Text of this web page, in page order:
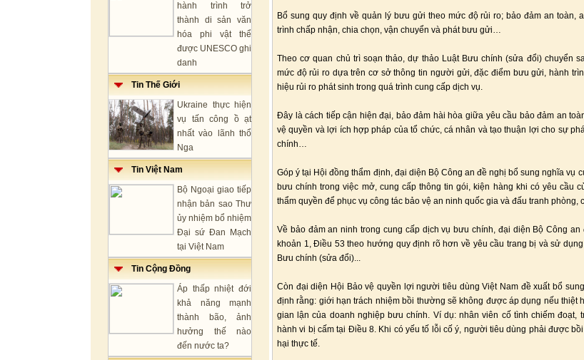
hành trình trở
thành di sản văn
hóa phi vật thể
được UNESCO ghi
danh
Tin Thế Giới
Ukraine thực hiện
vụ tấn công ồ ạt
nhất vào lãnh thổ
Nga
Tin Việt Nam
Bộ Ngoại giao tiếp
nhận bản sao Thư
ủy nhiệm bổ nhiệm
Đại sứ Đan Mạch
tại Việt Nam
Tin Cộng Đồng
Áp thấp nhiệt đới
khả năng mạnh
thành bão, ảnh
hưởng thế nào
đến nước ta?
Bổ sung quy định về quản lý bưu gửi theo mức độ rủi ro; bảo đảm an toàn,
trình chấp nhận, chia chọn, vận chuyển và phát bưu gửi…
Theo cơ quan chủ trì soạn thảo, dự thảo Luật Bưu chính (sửa đổi) chuyển
mức độ rủi ro dựa trên cơ sở thông tin người gửi, đặc điểm bưu gửi, hành
hiệu rủi ro phát sinh trong quá trình cung cấp dịch vụ.
Đây là cách tiếp cận hiện đại, bảo đảm hài hòa giữa yêu cầu bảo đảm an
vệ quyền và lợi ích hợp pháp của tổ chức, cá nhân và tạo thuận lợi cho sự
chính…
Góp ý tại Hội đồng thẩm định, đại diện Bộ Công an đề nghị bổ sung nghĩa vụ
bưu chính trong việc mở, cung cấp thông tin gói, kiện hàng khi có yêu cầu
thẩm quyền để phục vụ công tác bảo vệ an ninh quốc gia và đấu tranh phòng,
Về bảo đảm an ninh trong cung cấp dịch vụ bưu chính, đại diện Bộ Công
khoản 1, Điều 53 theo hướng quy định rõ hơn về yêu cầu trang bị và sử
Bưu chính (sửa đổi)...
Còn đại diện Hội Bảo vệ quyền lợi người tiêu dùng Việt Nam đề xuất bổ
định rằng: giới hạn trách nhiệm bồi thường sẽ không được áp dụng nếu thiệt
gian lận của doanh nghiệp bưu chính. Ví dụ: nhân viên cố tình chiếm đoạt,
hành vi bị cấm tại Điều 8. Khi có yếu tố lỗi cố ý, người tiêu dùng phải được
hại thực tế.